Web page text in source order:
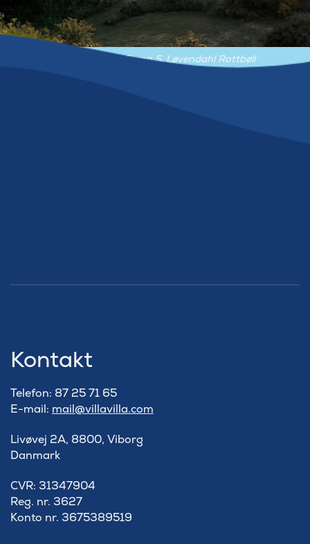
© Benedicte I. F. von S. Løvendahl Rottbøll
Kontakt
Telefon: 87 25 71 65
E-mail: mail@villavilla.com
Livøvej 2A, 8800, Viborg
Danmark
​CVR: 31347904
Reg. nr. 3627
Konto nr. 3675389519